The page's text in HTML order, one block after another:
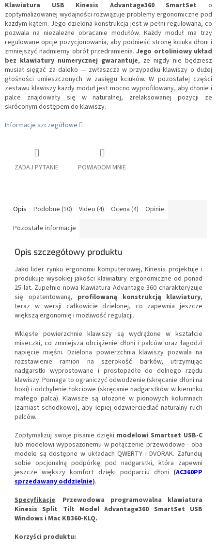
Klawiatura USB Kinesis Advantage360 SmartSet o
zoptymalizowanej wydajności rozwiązuje problemy ergonomiczne pod
każdym kątem. Jego dzielona konstrukcja jest w pełni regulowana, co
pozwala na niezależne obracanie modułów. Każdy moduł ma trzy
regulowane opcje pozycjonowania, aby podnieść stronę kciuka dłoni i
zmniejszyć nadmierny obrót przedramienia.Jego ortoliniowy układ
bez klawiatury numerycznej gwarantuje, że nigdy nie będziesz
musiał sięgać za daleko — zwłaszcza w przypadku klawiszy o dużej
głośności umieszczonych w zasięgu kciuków. W pozostałej części
zestawu klawiszy każdy moduł jest mocno wyprofilowany, aby dłonie i
palce znajdowały się w naturalnej, zrelaksowanej pozycji ze
skróconym dostępem do klawiszy.
Informacje szczegółowe
ZADAJ PYTANIE POWIADOM MNIE
Opis Podobne (10) Video (4) Ocena (4)
Opinie
Pozostałe informacje
Opis szczegółowy produktu
Jako lider rynku ergonomii komputerowej, Kinesis projektuje i
produkuje wysokiej jakości klawiatury ergonomiczne od ponad
25 lat. Zupełnie nowa klawiatura Advantage 360 ​​charakteryzuje
się opatentowaną, profilowaną konstrukcją klawiatury,
teraz w wersji całkowicie dzielonej, co zapewnia jeszcze
większą ergonomię i możliwość regulacji.
Wklęsłe powierzchnie klawiszy są wydrążone w kształcie
miseczki, co zmniejsza obciążenie dłoni i palców oraz łagodzi
napięcie mięśni. Dzielona powierzchnia klawiszy pozwala na
rozstawienie ramion na szerokość barków, utrzymując
nadgarstki wyprostowane i prostopadłe do dolnego rzędu
klawiszy. Pomaga to ograniczyć odwodzenie (skręcanie dłoni na
boki) i odchylenie łokciowe (skręcanie nadgarstków w kierunku
małego palca). Klawisze są ułożone w pionowych kolumnach
(zamiast schodkowo), aby lepiej odzwierciedlać naturalny ruch
palców.
Zoptymalizuj swoje pisanie dzięki modelowi Smartset USB-C
lub modelowi wyposażonemu w połączenie przewodowe - oba
modele są dostępne w układach QWERTY i DVORAK. Zafunduj
sobie opcjonalną podpórkę pod nadgarstki, która zapewni
jeszcze większy komfort dzięki podparciu dłoni (AC360PP
sprzedawany oddzielnie).
Specyfikacje: Przewodowa programowalna klawiatura
Kinesis Split Tilt Model Advantage360 SmartSet USB
Windows i Mac KB360-KLQ.
Korzyści produktu: